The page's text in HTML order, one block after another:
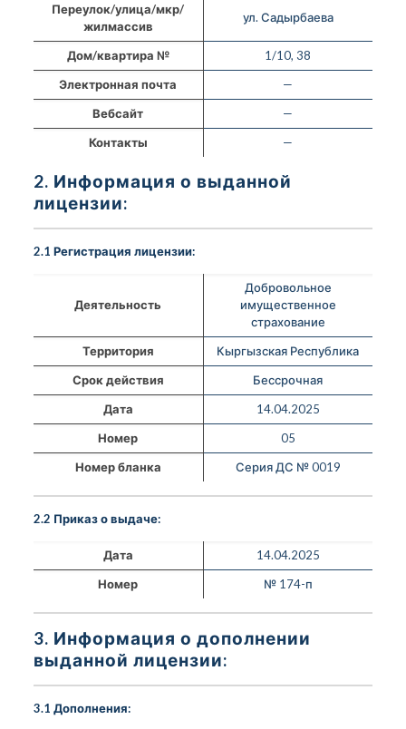
Переулок/улица/мкр/
жилмассив
ул. Садырбаева
Дом/квартира №
1/10, 38
Электронная почта
—
Вебсайт
—
Контакты
—
2. Информация о выданной
лицензии:
2.1 Регистрация лицензии:
Деятельность
Добровольное
имущественное
страхование
Территория
Кыргызская Республика
Срок действия
Бессрочная
Дата
14.04.2025
Номер
05
Номер бланка
Серия ДС № 0019
2.2 Приказ о выдаче:
Дата
14.04.2025
Номер
№ 174-п
3. Информация о дополнении
выданной лицензии:
3.1 Дополнения: